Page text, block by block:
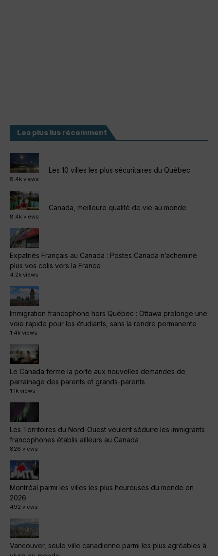
Les plus lus récemment
Les 10 villes les plus sécuritaires du Québec
8.4k views
Canada, meilleure qualité de vie au monde
8.4k views
Expatriés Français au Canada : Postes Canada n’achemine
plus vos colis vers la France
4.2k views
Immigration francophone hors Québec : Ottawa prolonge une
voie rapide pour les étudiants, sans la rendre permanente
1.4k views
Le Canada ferme la porte aux nouvelles demandes de
parrainage des parents et grands-parents
1.1k views
Les Territoires du Nord-Ouest veulent séduire les immigrants
francophones établis ailleurs au Canada
826 views
Montréal parmi les villes les plus heureuses du monde en
2026
492 views
Vancouver, seule ville canadienne parmi les plus agréables à